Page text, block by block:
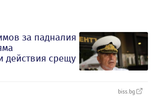
за падналия
действия срещу
biss.bg